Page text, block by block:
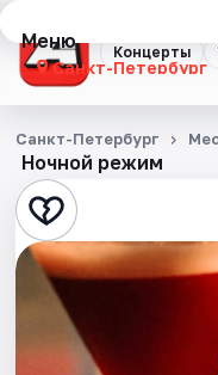
Концерты
Меню
Санкт-Петербург
Концерты
Театр
Стендап
Выставки
Квесты
Ночной режим
Санкт-Петербург